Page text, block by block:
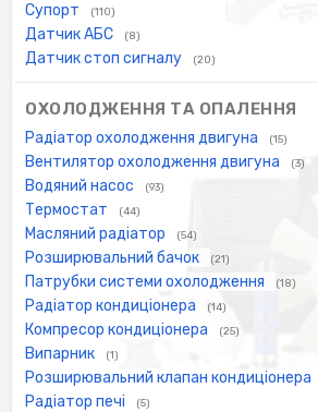
Супорт (110)
Датчик АБС (8)
Датчик стоп сигналу (20)
ОХОЛОДЖЕННЯ ТА ОПАЛЕННЯ
Радіатор охолодження двигуна (15)
Вентилятор охолодження двигуна (3)
Водяний насос (93)
Термостат (44)
Масляний радіатор (54)
Розширювальний бачок (21)
Патрубки системи охолодження (18)
Радіатор кондиціонера (14)
Компресор кондиціонера (25)
Випарник (1)
Розширювальний клапан кондиціонера
Радіатор печі (5)